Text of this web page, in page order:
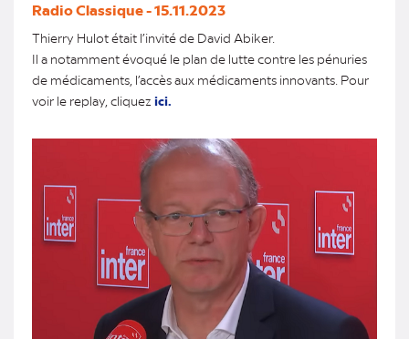
Radio Classique - 15.11.2023
Thierry Hulot était l’invité de David Abiker.
Il a notamment évoqué le plan de lutte contre les pénuries
de médicaments, l’accès aux médicaments innovants. Pour
voir le replay, cliquez ici.